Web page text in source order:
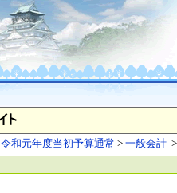
令和元年度当初予算通常 > 一般会計 >
お問合せ
本庁 〒540-8570
大阪市
〒559-8555